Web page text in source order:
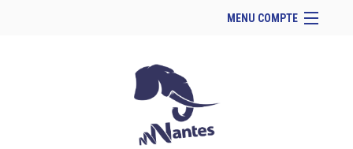
MENU COMPTE
Site Web du club
Facebook
Se connecter
Panier (vide